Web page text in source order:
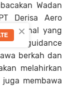
Wadan
Derisa Aero
yang
guidance
berkah dan
melahirkan
membawa
×